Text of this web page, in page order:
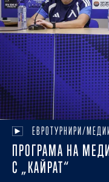
ЕВРОТУРНИРИ/
ПРОГРАМА НА
С „КАЙРАТ“